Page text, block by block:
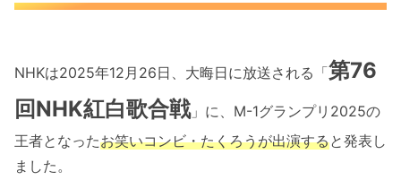
NHKは2025年12月26日、大晦日に放送される「第76
回NHK紅白歌合戦」に、M-1グランプリ2025の
王者となったお笑いコンビ・たくろうが出演すると発表し
ました。